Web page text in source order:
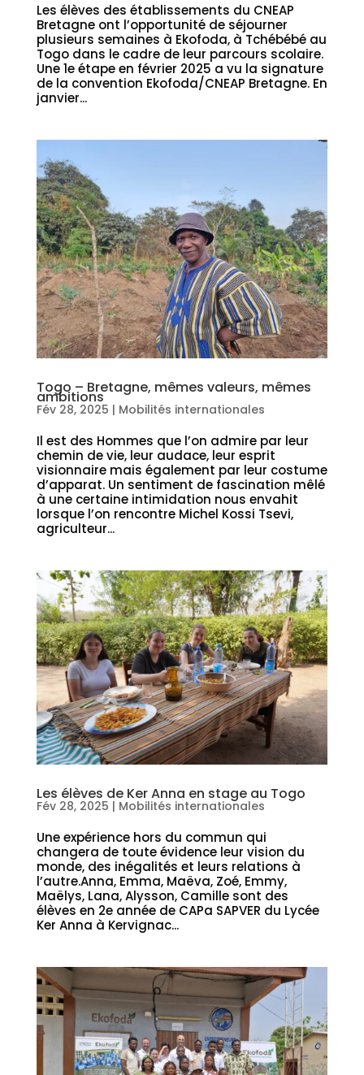
Les élèves des établissements du CNEAP
Bretagne ont l’opportunité de séjourner
plusieurs semaines à Ekofoda, à Tchébébé au
Togo dans le cadre de leur parcours scolaire.
Une 1e étape en février 2025 a vu la signature
de la convention Ekofoda/CNEAP Bretagne. En
janvier...
Togo – Bretagne, mêmes valeurs, mêmes
ambitions
Fév 28, 2025 | Mobilités internationales
Il est des Hommes que l’on admire par leur
chemin de vie, leur audace, leur esprit
visionnaire mais également par leur costume
d’apparat. Un sentiment de fascination mêlé
à une certaine intimidation nous envahit
lorsque l’on rencontre Michel Kossi Tsevi,
agriculteur...
Les élèves de Ker Anna en stage au Togo
Fév 28, 2025 | Mobilités internationales
Une expérience hors du commun qui
changera de toute évidence leur vision du
monde, des inégalités et leurs relations à
l’autre.Anna, Emma, Maëva, Zoé, Emmy,
Maëlys, Lana, Alysson, Camille sont des
élèves en 2e année de CAPa SAPVER du Lycée
Ker Anna à Kervignac...